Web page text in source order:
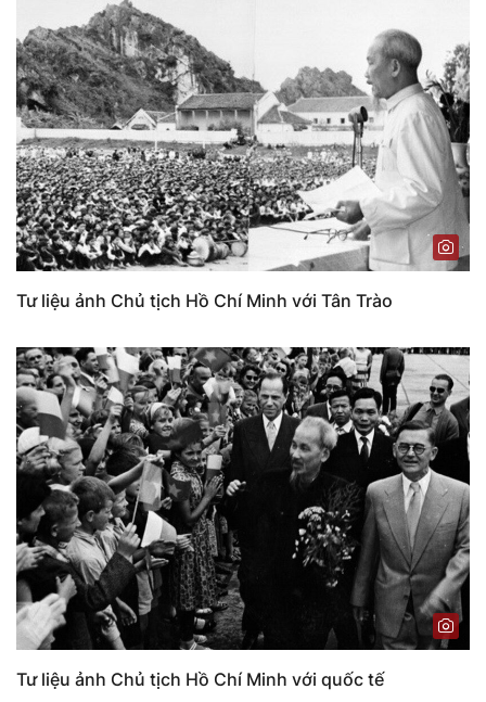
Tư liệu ảnh Chủ tịch Hồ Chí Minh với Tân Trào
Tư liệu ảnh Chủ tịch Hồ Chí Minh với quốc tế